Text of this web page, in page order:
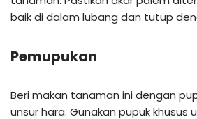
baik di dalam lubang dan tutup
Pemupukan
Beri makan tanaman ini dengan
unsur hara. Gunakan pupuk khusus